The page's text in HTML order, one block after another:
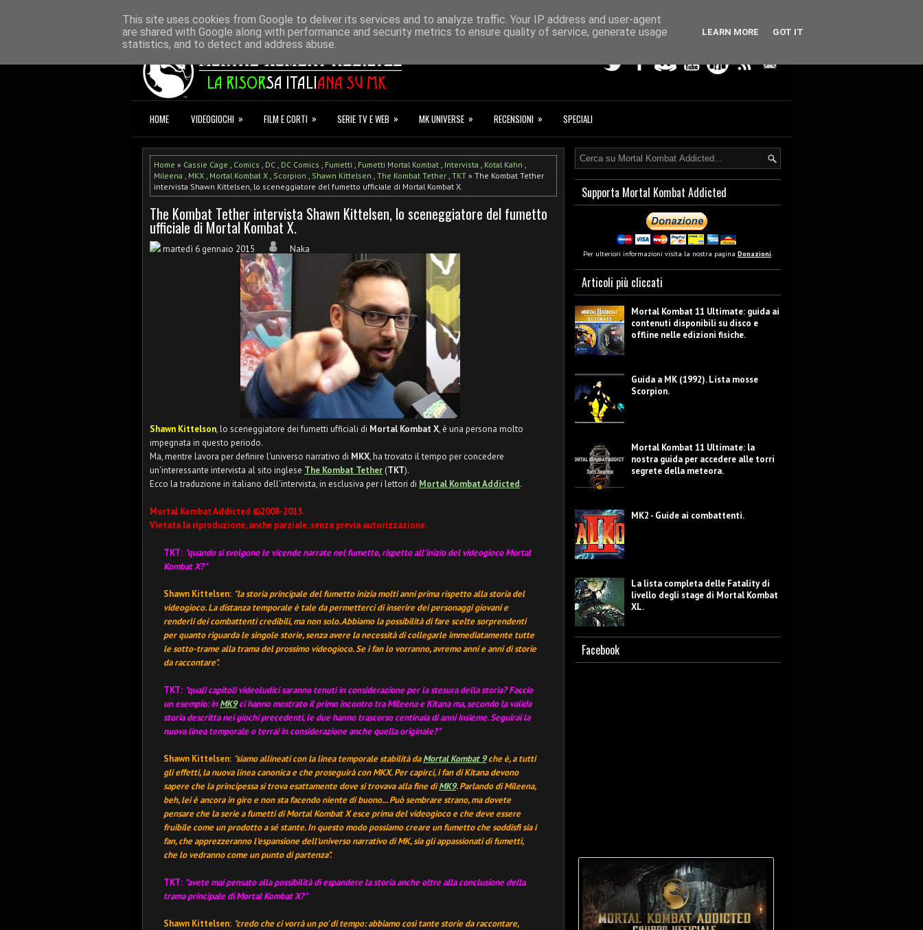
HOME REDAZIONE CONTATTI DONAZIONI F.A.Q.
HOME VIDEOGIOCHI » FILM E CORTI » SERIE TV E WEB » MK UNIVERSE » RECENSIONI » SPECIALI
Home » Cassie Cage , Comics , DC , DC Comics , Fumetti , Fumetti Mortal Kombat , Intervista , Kotal Kahn ,
Mileena , MKX , Mortal Kombat X , Scorpion , Shawn Kittelsen , The Kombat Tether , TKT » The Kombat Tether
intervista Shawn Kittelsen, lo sceneggiatore del fumetto ufficiale di Mortal Kombat X.
The Kombat Tether intervista Shawn Kittelsen, lo sceneggiatore del fumetto
ufficiale di Mortal Kombat X.
martedì 6 gennaio 2015 Naka
Shawn Kittelson, lo sceneggiatore dei fumetti ufficiali di Mortal Kombat X, è una persona molto
impegnata in questo periodo.
Ma, mentre lavora per definire l'universo narrativo di MKX, ha trovato il tempo per concedere
un'interessante intervista al sito inglese The Kombat Tether (TKT).
Ecco la traduzione in italiano dell'intervista, in esclusiva per i lettori di Mortal Kombat Addicted.
Mortal Kombat Addicted ©2008-2015.
Vietata la riproduzione, anche parziale, senza previa autorizzazione.
TKT: "quando si svolgonole vicende narrate nel fumetto, rispetto all'inizio del videogioco Mortal
Kombat X?"
Shawn Kittelsen: "la storia principale del fumetto inizia molti anni prima rispetto alla storia del
videogioco. La distanza temporale è tale da permetterci di inserire dei personaggi giovani e
renderli dei combattenti credibili, ma non solo. Abbiamo la possibilità di fare scelte sorprendenti
per quanto riguarda le singole storie, senza avere la necessità di collegarle immediatamente tutte
le sotto-trame alla trama del prossimo videogioco. Se i fan lo vorranno, avremo anni e anni di storie
da raccontare".
TKT: "quali capitoli videoludici saranno tenuti in considerazione per la stesura della storia? Faccio
un esempio: inMK9ci hanno mostrato il primo incontro tra Mileena e Kitana ma, secondo la valida
storia descritta nei giochi precedenti, le due hanno trascorso centinaia di anni insieme. Seguirai la
nuova linea temporale o terrai in considerazione anche quella originale?"
Shawn Kittelsen: "siamo allineati con la linea temporale stabilità daMortal Kombat 9che è, a tutti
gli effetti, la nuova linea canonica e che proseguirà con MKX. Per capirci, i fan di Kitana devono
sapere che la principessa si trova esattamente dove si trovava alla fine diMK9. Parlando di Mileena,
beh, lei è ancora in giro e non sta facendo niente di buono... Può sembrare strano, ma dovete
pensare che la serie a fumetti di Mortal Kombat X esce prima del videogioco e che deve essere
fruibile come un prodotto a sé stante. In questo modo possiamo creare un fumetto che soddisfi sia i
fan, che apprezzeranno l'espansione dell'universo narrativo di MK, sia gli appassionati di fumetti,
che lo vedranno come un punto di partenza".
TKT: "avete mai pensato alla possibilità di espandere la storia anche oltre alla conclusione della
trama principale di Mortal Kombat X?"
Shawn Kittelsen: "credo che ci vorrà un po' di tempo: abbiamo così tante storie da raccontare,
Supporta Mortal Kombat Addicted
Per ulteriori informazioni visita la nostra pagina Donazioni.
Articoli più cliccati
Mortal Kombat 11 Ultimate: guida ai
contenuti disponibili su disco e
offline nelle edizioni fisiche.
Guida a MK (1992). Lista mosse
Scorpion.
Mortal Kombat 11 Ultimate: la
nostra guida per accedere alle torri
segrete della meteora.
MK2 - Guide ai combattenti.
La lista completa delle Fatality di
livello degli stage di Mortal Kombat
XL.
Kombat.
Facebook
This site uses cookies from Google to deliver its services and to analyze traffic. Your IP address and user-agent
are shared with Google along with performance and security metrics to ensure quality of service, generate usage
statistics, and to detect and address abuse.
LEARN MORE GOT IT